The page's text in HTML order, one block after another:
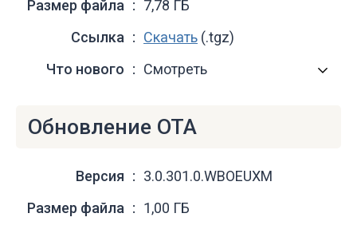
Размер файла
7,78 ГБ
Ссылка
Скачать (.tgz)
Что нового
Смотреть
Обновление OTA
Версия
3.0.301.0.WBOEUXM
Размер файла
1,00 ГБ